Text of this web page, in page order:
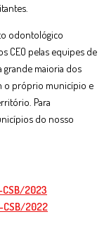
odontológico
CEO pelas equipes de
grande maioria dos
o próprio município e
Para
do nosso
CSB/2023
CSB/2022